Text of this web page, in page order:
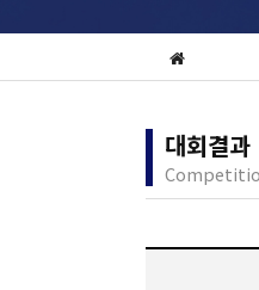
대회결과